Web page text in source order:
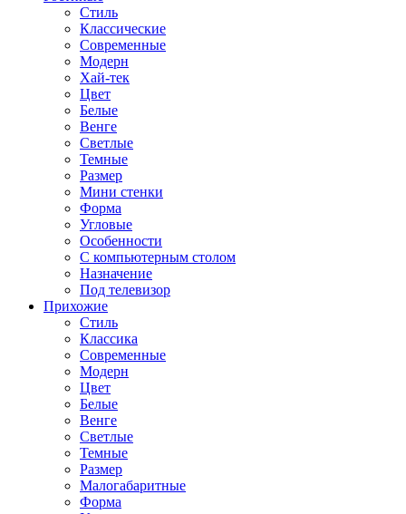
Стиль
Классические
Современные
Модерн
Хай-тек
Цвет
Белые
Венге
Светлые
Темные
Размер
Мини стенки
Форма
Угловые
Особенности
С компьютерным столом
Назначение
Под телевизор
Прихожие
Стиль
Классика
Современные
Модерн
Цвет
Белые
Венге
Светлые
Темные
Размер
Малогабаритные
Форма